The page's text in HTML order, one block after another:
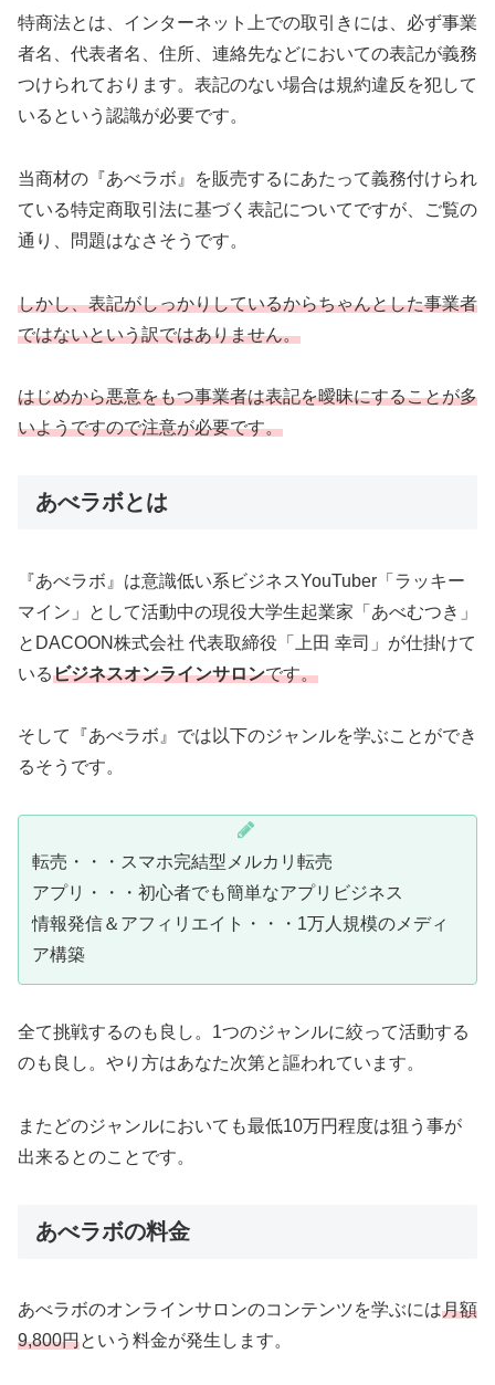
特商法とは、インターネット上での取引きには、必ず事業
者名、代表者名、住所、連絡先などにおいての表記が義務
つけられております。表記のない場合は規約違反を犯して
いるという認識が必要です。
当商材の『あべラボ』を販売するにあたって義務付けられ
ている特定商取引法に基づく表記についてですが、ご覧の
通り、問題はなさそうです。
しかし、表記がしっかりしているからちゃんとした事業者
ではないという訳ではありません。
はじめから悪意をもつ事業者は表記を曖昧にすることが多
いようですので注意が必要です。
あべラボとは
『あべラボ』は意識低い系ビジネスYouTuber「ラッキー
マイン」として活動中の現役大学生起業家「あべむつき」
とDACOON株式会社 代表取締役「上田 幸司」が仕掛けて
いるビジネスオンラインサロンです。
そして『あべラボ』では以下のジャンルを学ぶことができ
るそうです。
転売・・・スマホ完結型メルカリ転売
アプリ・・・初心者でも簡単なアプリビジネス
情報発信＆アフィリエイト・・・1万人規模のメディ
ア構築
全て挑戦するのも良し。1つのジャンルに絞って活動する
のも良し。やり方はあなた次第と謳われています。
またどのジャンルにおいても最低10万円程度は狙う事が
出来るとのことです。
あべラボの料金
あべラボのオンラインサロンのコンテンツを学ぶには月額
9,800円という料金が発生します。